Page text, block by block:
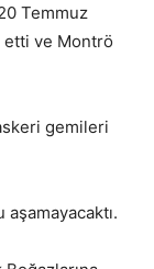
Temmuz
etti ve Montrö
gemileri